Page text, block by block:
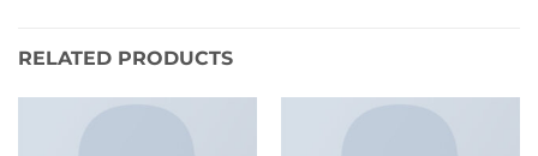
RELATED PRODUCTS